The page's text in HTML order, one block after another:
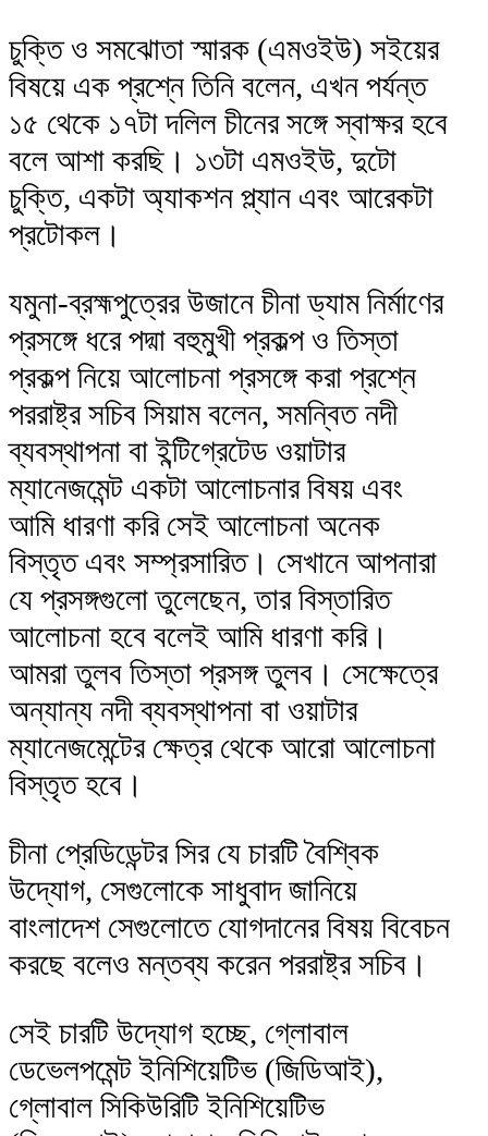
চুক্তি ও সমঝোতা স্মারক (এমওইউ) সইয়ের
বিষয়ে এক প্রশ্নে তিনি বলেন, এখন পর্যন্ত
১৫ থেকে ১৭টা দলিল চীনের সঙ্গে স্বাক্ষর হবে
বলে আশা করছি। ১৩টা এমওইউ, দুটো
চুক্তি, একটা অ্যাকশন প্ল্যান এবং আরেকটা
প্রটোকল।
যমুনা-ব্রহ্মপুত্রের উজানে চীনা ড্যাম নির্মাণের
প্রসঙ্গে ধরে পদ্মা বহুমুখী প্রকল্প ও তিস্তা
প্রকল্প নিয়ে আলোচনা প্রসঙ্গে করা প্রশ্নে
পররাষ্ট্র সচিব সিয়াম বলেন, সমন্বিত নদী
ব্যবস্থাপনা বা ইন্টিগ্রেটেড ওয়াটার
ম্যানেজমেন্ট একটা আলোচনার বিষয় এবং
আমি ধারণা করি সেই আলোচনা অনেক
বিস্তৃত এবং সম্প্রসারিত। সেখানে আপনারা
যে প্রসঙ্গগুলো তুলেছেন, তার বিস্তারিত
আলোচনা হবে বলেই আমি ধারণা করি।
আমরা তুলব তিস্তা প্রসঙ্গ তুলব। সেক্ষেত্রে
অন্যান্য নদী ব্যবস্থাপনা বা ওয়াটার
ম্যানেজমেন্টের ক্ষেত্র থেকে আরো আলোচনা
বিস্তৃত হবে।
চীনা প্রেডিডেন্টর সির যে চারটি বৈশ্বিক
উদ্যোগ, সেগুলোকে সাধুবাদ জানিয়ে
বাংলাদেশ সেগুলোতে যোগদানের বিষয় বিবেচন
করছে বলেও মন্তব্য করেন পররাষ্ট্র সচিব।
সেই চারটি উদ্যোগ হচ্ছে, গ্লোবাল
ডেভেলপমেন্ট ইনিশিয়েটিভ (জিডিআই),
গ্লোবাল সিকিউরিটি ইনিশিয়েটিভ